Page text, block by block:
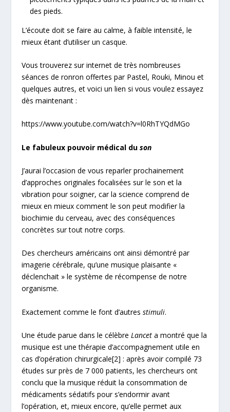
des pieds.
L’écoute doit se faire au calme, à faible intensité, le
mieux étant d’utiliser un casque.
Vous trouverez sur internet de très nombreuses
séances de ronron offertes par Pastel, Rouki, Minou et
quelques autres, et voici un lien si vous voulez essayez
dès maintenant :
https://www.youtube.com/watch?v=l0RhTYQdMGo
Le fabuleux pouvoir médical duson
J’aurai l’occasion de vous reparler prochainement
d’approches originales focalisées sur le son et la
vibration pour soigner, car la science comprend de
mieux en mieux comment le son peut modifier la
biochimie du cerveau, avec des conséquences
concrètes sur tout notre corps.
Des chercheurs américains ont ainsi démontré par
imagerie cérébrale, qu’une musique plaisante «
déclenchait » le système de récompense de notre
organisme.
Exactement comme le font d’autresstimuli.
Une étude parue dans le célèbre Lancet a montré que la
musique est une thérapie d’accompagnement utile en
cas d’opération chirurgicale[2] : après avoir compilé 73
études sur près de 7 000 patients, les chercheurs ont
conclu que la musique réduit la consommation de
médicaments sédatifs pour s’endormir avant
l’opération, et, mieux encore, qu’elle permet aux